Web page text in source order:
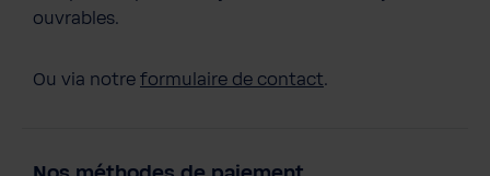
ouvrables.
Ou via notre formulaire de contact.